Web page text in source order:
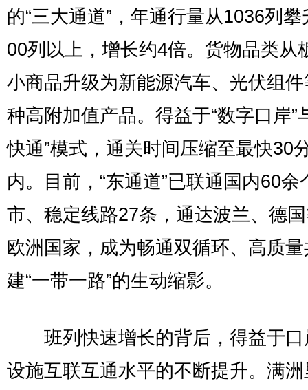
的“三大通道”，年通行量从1036列
00列以上，增长约4倍。货物品类从
小商品升级为新能源汽车、光伏组
种高附加值产品。得益于“数字口岸”
快通”模式，通关时间压缩至最快30
内。目前，“东通道”已联通国内60余
市、稳定线路27条，通达波兰、德
欧洲国家，成为畅通双循环、高质量
建“一带一路”的生动缩影。
班列快速增长的背后，得益于口
设施互联互通水平的不断提升。满